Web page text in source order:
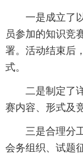
一是成立了
员参加的知识竞
署。活动结束后
式。
二是制定了
赛内容、形式及
三是合理分
会务组织、试题